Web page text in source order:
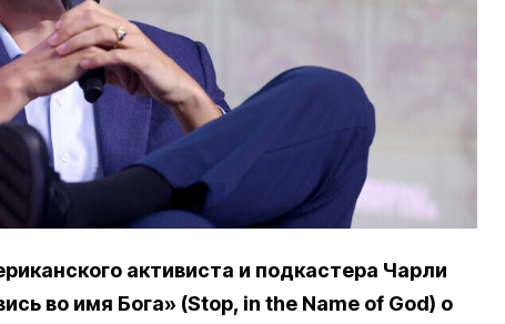
активиста и подкастера Чарли
во имя Бога» (Stop, in the Name of God) о